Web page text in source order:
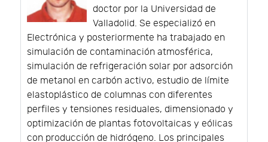
doctor por la Universidad de
Valladolid. Se especializó en
Electrónica y posteriormente ha trabajado en
simulación de contaminación atmosférica,
simulación de refrigeración solar por adsorción
de metanol en carbón activo, estudio de límite
elastoplástico de columnas con diferentes
perfiles y tensiones residuales, dimensionado y
optimización de plantas fotovoltaicas y eólicas
con producción de hidrógeno. Los principales